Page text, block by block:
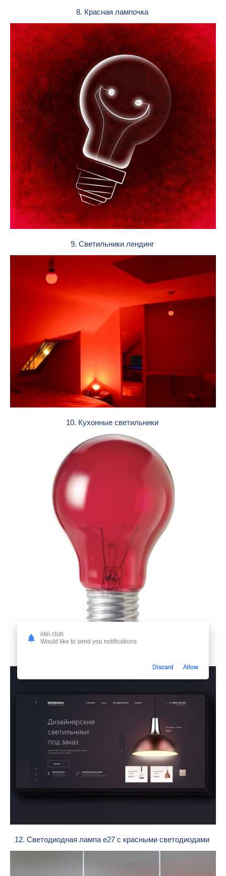
8. Красная лампочка
9. Светильники лендинг
10. Кухонные светильники
12. Светодиодная лампа e27 с красными светодиодами
idei.club
Would like to send you notifications
Discard Allow